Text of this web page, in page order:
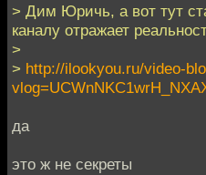
> Дим Юричь, а вот тут
каналу отражает
>
> http://ilookyou.ru/video-
да
это ж не секреты